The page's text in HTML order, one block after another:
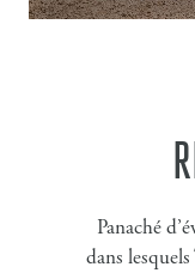
Panaché
dans